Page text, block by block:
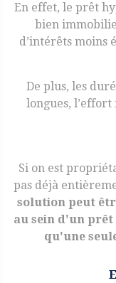
En effet, le prêt
bien
d’intérêts moins
De plus, les
longues,
Si on est
pas déjà
solution peut
au sein d'un
qu'une